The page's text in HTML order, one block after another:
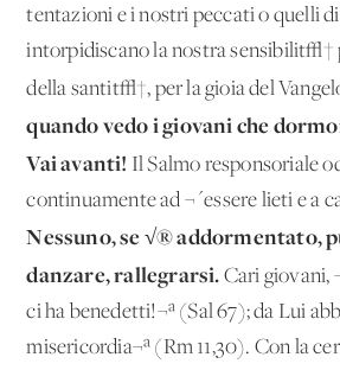
tentazioni e i nostri peccati o quelli
intorpidiscano la nostra sensibilit√†
della santit√†, per la gioia del
quando vedo i giovani che
Vai avanti! Il Salmo responsoriale
continuamente ad ¬´essere lieti e a
Nessuno, se √® addormentato,
danzare, rallegrarsi. Cari giovani,
ci ha benedetti!¬ª (Sal 67); da Lui
misericordia¬ª (Rm 11,30). Con la